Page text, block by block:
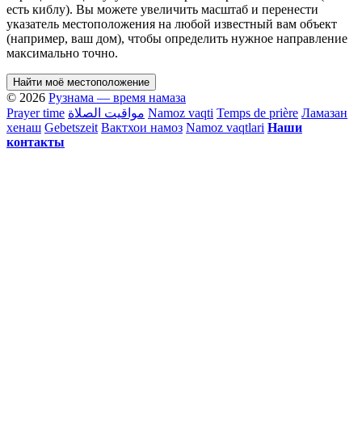
есть киблу). Вы можете увеличить масштаб и перенести
указатель местоположения на любой известный вам объект
(например, ваш дом), чтобы определить нужное направление
максимально точно.
Найти моё местоположение
© 2026 Рузнама — время намаза
Prayer time مواقيت الصلاة Namoz vaqti Temps de prière Ламазан
хенаш Gebetszeit Вактхои намоз Namoz vaqtlari Наши
контакты